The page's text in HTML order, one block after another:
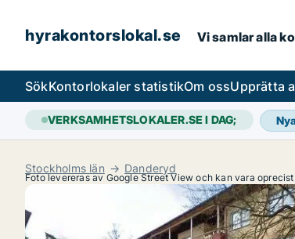
hyrakontorslokal.se Vi samlar alla
SökKontorlokaler statistikOm ossUpprätta
VERKSAMHETSLOKALER.SE I DAG;
Stockholms län Danderyd
Foto levereras av Google Street View och kan vara